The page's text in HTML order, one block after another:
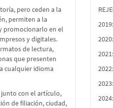
pero ceden a la
permiten a la
promocionarlo en el
y digitales.
de lectura,
que presenten
cualquier idioma
junto con el artículo,
de filiación, ciudad,